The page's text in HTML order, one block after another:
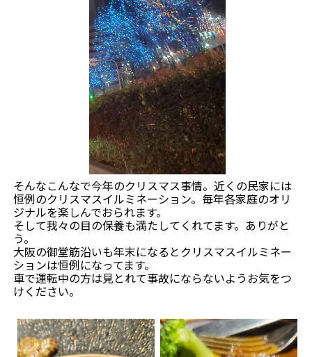
そんなこんなで今年のクリスマス事情。近くの民家には
恒例のクリスマスイルミネーション。毎年各家庭のオリ
ジナルを楽しんでおられます。
そして我々の目の保養も満たしてくれてます。ありがと
う。
大阪の御堂筋沿いも年末になるとクリスマスイルミネー
ションは恒例になってます。
車で運転中の方は見とれて事故にならないようお気をつ
けください。